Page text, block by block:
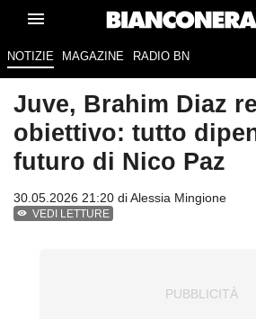
NOTIZIE MAGAZINE RADIO BN
Juve, Brahim Diaz
obiettivo: tutto
futuro di Nico Paz
30.05.2026 21:20 diAlessia Mingione
VEDI LETTURE